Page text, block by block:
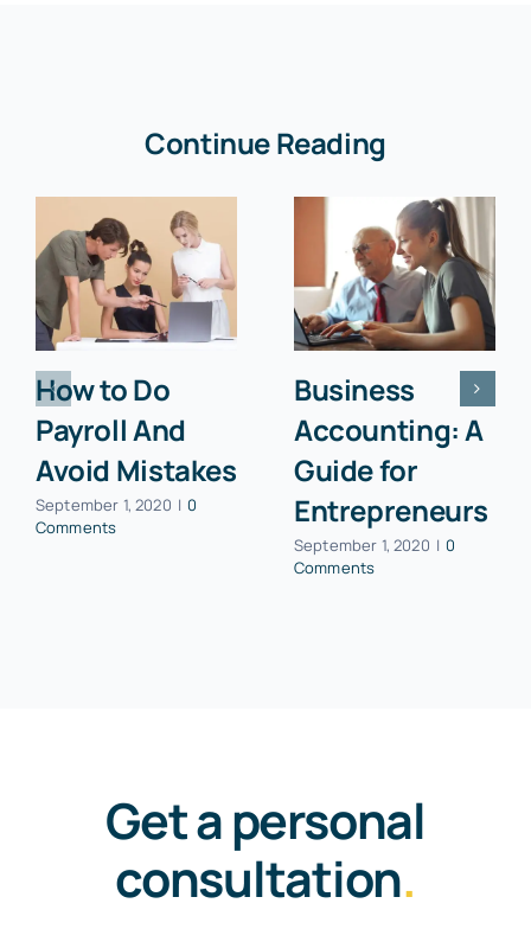
Continue Reading
How to Do
Payroll And
Avoid Mistakes
September 1, 2020 | 0
Comments
Business
Accounting: A
Guide for
Entrepreneurs
September 1, 2020 | 0
Comments
Get a personal
consultation.